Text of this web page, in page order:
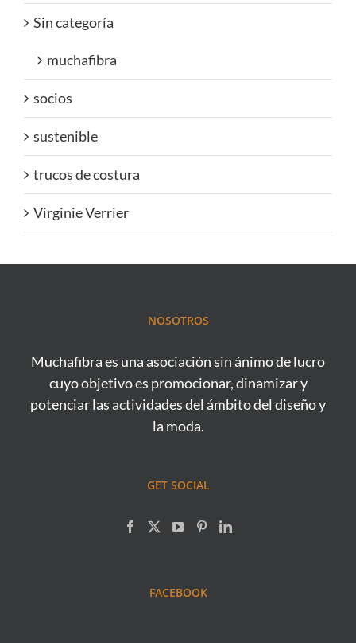
Sin categoría
muchafibra
socios
sustenible
trucos de costura
Virginie Verrier
NOSOTROS
Muchafibra es una asociación sin ánimo de lucro
cuyo objetivo es promocionar, dinamizar y
potenciar las actividades del ámbito del diseño y
la moda.
GET SOCIAL
FACEBOOK